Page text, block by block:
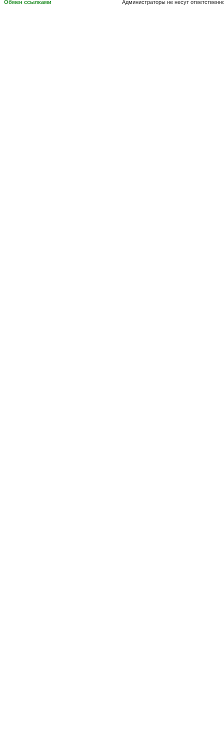
Администраторы не несут
Обмен ссылками